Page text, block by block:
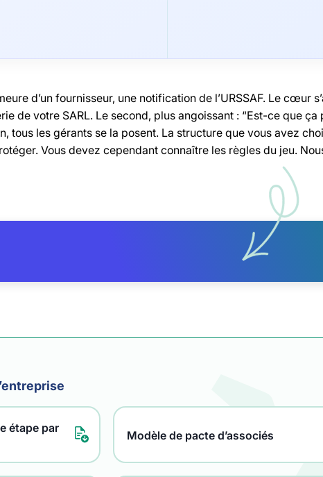
d’un fournisseur, une notification de l’URSSAF. Le cœur
de votre SARL. Le second, plus angoissant : “Est-ce que
tous les gérants se la posent. La structure que vous avez
Vous devez cependant connaître les règles du jeu.
étape par
Modèle de pacte d’associés